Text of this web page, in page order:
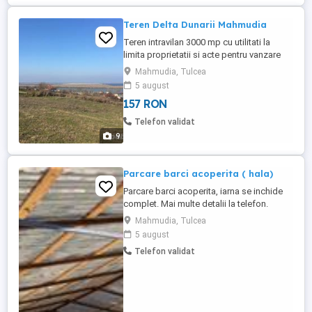
9
Teren Delta Dunarii Mahmudia
Teren intravilan 3000 mp cu utilitati la
limita proprietatii si acte pentru vanzare
Mahmudia, Tulcea
5 august
157 RON
Telefon validat
Parcare barci acoperita ( hala)
Parcare barci acoperita, iarna se inchide
complet. Mai multe detalii la telefon.
Mahmudia, Tulcea
5 august
Telefon validat